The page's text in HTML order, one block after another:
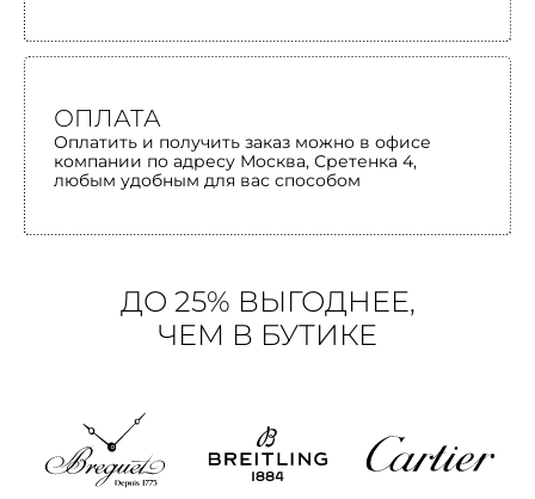
ОПЛАТА
Оплатить и получить заказ можно в офисе
компании по адресу Москва, Сретенка 4,
любым удобным для вас способом
ДО 25% ВЫГОДНЕЕ,
ЧЕМ В БУТИКЕ